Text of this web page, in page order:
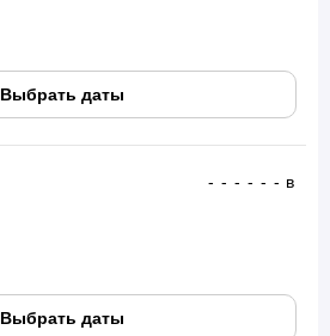
Выбрать даты
- - - - - - в
Выбрать даты